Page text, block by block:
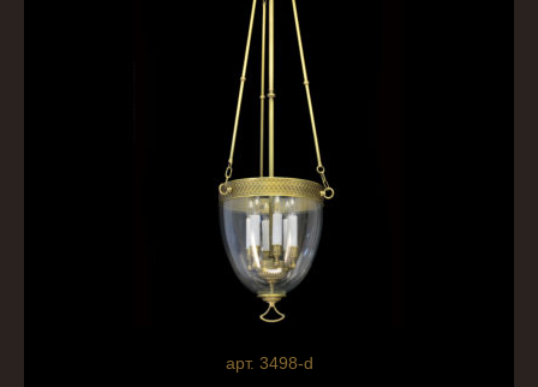
арт. 3498-d